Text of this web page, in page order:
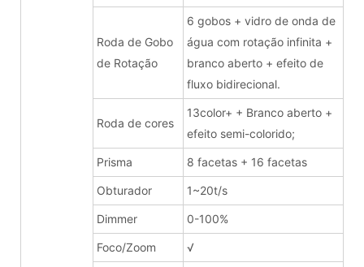
Roda de Gobo
de Rotação
6 gobos + vidro de onda de
água com rotação infinita +
branco aberto + efeito de
fluxo bidirecional.
Roda de cores
13color+ + Branco aberto +
efeito semi-colorido;
Prisma 8 facetas + 16 facetas
Obturador 1~20t/s
Dimmer 0-100%
Foco/Zoom √